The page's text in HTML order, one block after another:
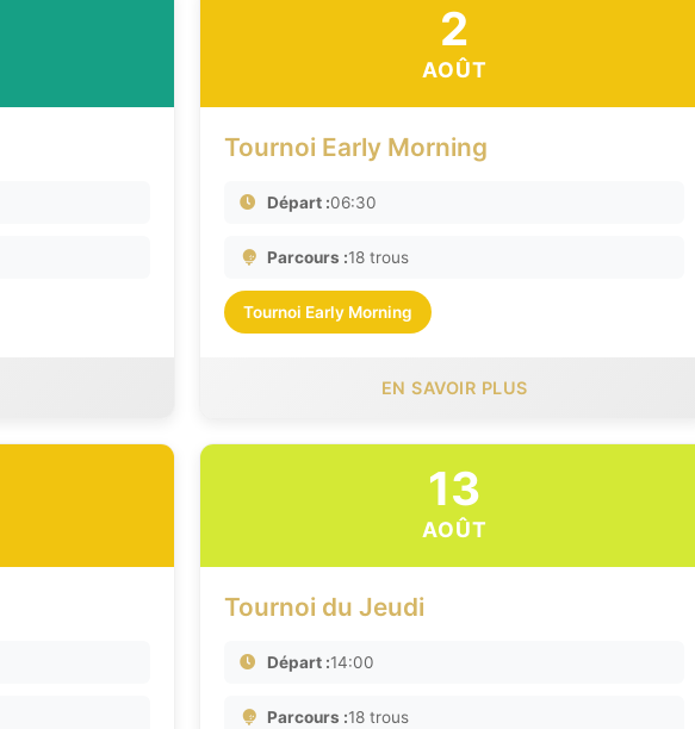
2
AOÛT
Tournoi Early Morning
Départ :06:30
Parcours :18 trous
Tournoi Early Morning
EN SAVOIR PLUS
13
AOÛT
Tournoi du Jeudi
Départ :14:00
Parcours :18 trous